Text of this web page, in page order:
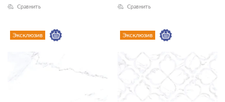
Сравнить Сравнить
Эксклюзив Эксклюзив